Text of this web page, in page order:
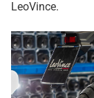
LeoVince.